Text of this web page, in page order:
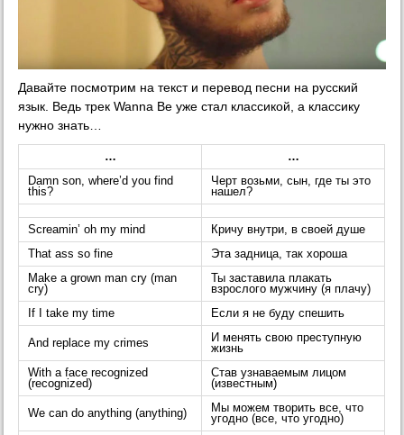
Давайте посмотрим на текст и перевод песни на русский
язык. Ведь трек Wanna Be уже стал классикой, а классику
нужно знать…
…
…
Damn son, where’d you find
this?
Черт возьми, сын, где ты это
нашел?
Screamin’ oh my mind
Кричу внутри, в своей душе
That ass so fine
Эта задница, так хороша
Make a grown man cry (man
cry)
Ты заставила плакать
взрослого мужчину (я плачу)
If I take my time
Если я не буду спешить
And replace my crimes
И менять свою преступную
жизнь
With a face recognized
(recognized)
Став узнаваемым лицом
(известным)
We can do anything (anything)
Мы можем творить все, что
угодно (все, что угодно)